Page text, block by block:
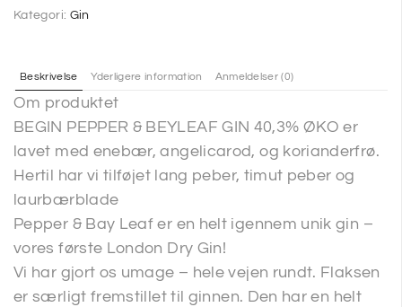
Kategori: Gin
Beskrivelse Yderligere information Anmeldelser (0)
Om produktet
BEGIN PEPPER & BEYLEAF GIN 40,3% ØKO er
lavet med enebær, angelicarod, og korianderfrø.
Hertil har vi tilføjet lang peber, timut peber og
laurbærblade
Pepper & Bay Leaf er en helt igennem unik gin –
vores første London Dry Gin!
Vi har gjort os umage – hele vejen rundt. Flaksen
er særligt fremstillet til ginnen. Den har en helt